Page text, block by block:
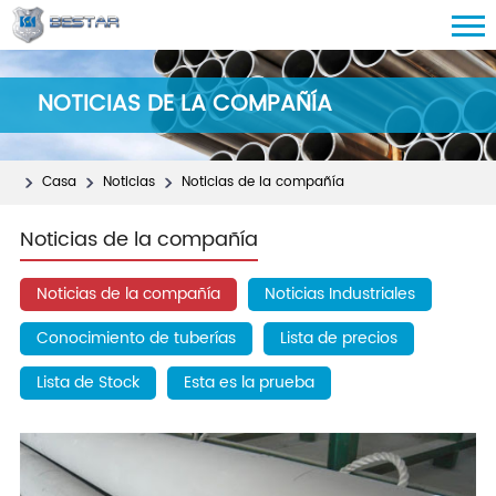
NOTICIAS DE LA COMPAÑÍA
Casa Noticias Noticias de la compañía
Noticias de la compañía
Noticias de la compañía
Noticias Industriales
Conocimiento de tuberías
Lista de precios
Lista de Stock
Esta es la prueba